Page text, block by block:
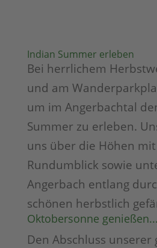
Indian Summer erleben
Bei herrlichem
und am
um im Angerbachtal
Summer zu erleben.
uns über die Höhen
Rundumblick sowie
Angerbach entlang
schönen herbstlich
Oktobersonne
Den Abschluss unserer